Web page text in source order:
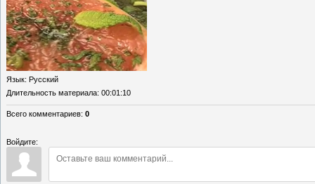
Язык: Русский
Длительность материала: 00:01:10
Всего комментариев: 0
Войдите: